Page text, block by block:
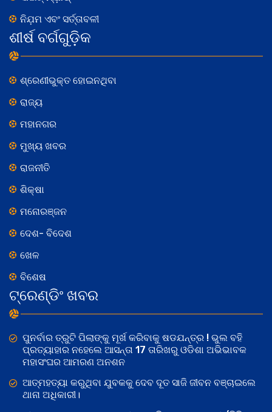
ନିଯ଼ମ ଏବଂ ସର୍ତ୍ତାବଳୀ
ଶୀର୍ଷ ବର୍ଗଗୁଡ଼ିକ
ଶ୍ରେଣୀଭୁକ୍ତ ହୋଇନଥିବା
ରାଜ୍ୟ
ମହାନଗର
ମୁଖ୍ୟ ଖବର
ରାଜନୀତି
ଶିକ୍ଷା
ମନୋରଞ୍ଜନ
ଦେଶ- ବିଦେଶ
ଖେଳ
ବିଶେଷ
ଟ୍ରେଣ୍ଡିଂ ଖବର
ପୁନର୍ବାର ତ୍ରୁଟି ପିଲାଙ୍କୁ ମୂର୍ଖ କରିବାକୁ ଷଡଯନ୍ତ୍ର ! ଭୁଲ ବହି
ପ୍ରତ୍ୟାହାର ନହେଲେ ଆସନ୍ତା 17 ତାରିଖରୁ ଓଡିଶା ଅଭିଭାବକ
ମହାସଂଘର ଆମରଣ ଅନଶନ
ଆତ୍ମହତ୍ୟା କରୁଥିବା ଯୁବକକୁ ଦେବ ଦୂତ ସାଜି ଜୀବନ ବଞ୍ଚାଇଲେ
ଥାନା ଅଧିକାରୀ।